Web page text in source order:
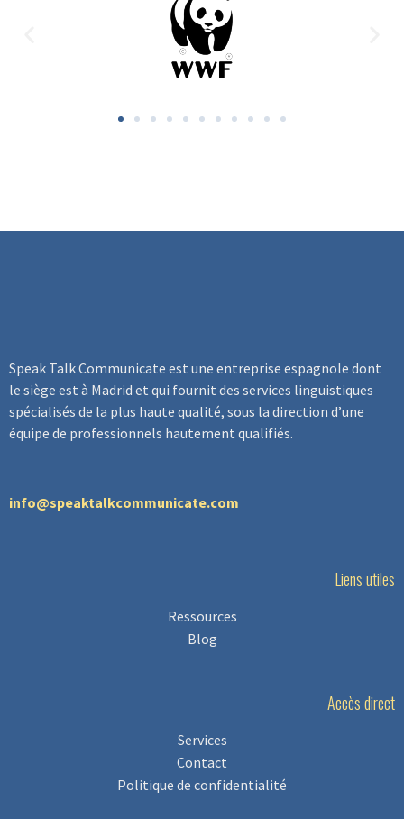
Speak Talk Communicate est une entreprise espagnole dont
le siège est à Madrid et qui fournit des services linguistiques
spécialisés de la plus haute qualité, sous la direction d’une
équipe de professionnels hautement qualifiés.
info@speaktalkcommunicate.com
Liens utiles
Ressources
Blog
Accès direct
Services
Contact
Politique de confidentialité